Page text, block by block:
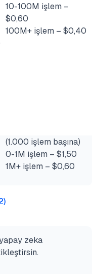
10-100M işlem –
$0,60
100M+ işlem – $0,40
(1.000 işlem başına)
0-1M işlem – $1,50
1M+ işlem – $0,60
)
zeka